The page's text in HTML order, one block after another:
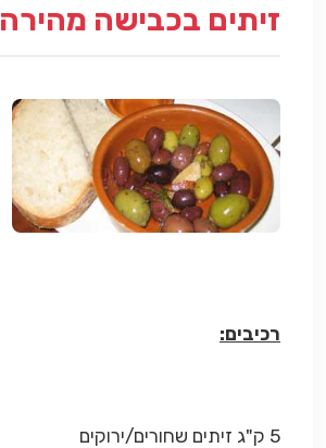
זיתים בכבישה מהירה
רכיבים:
5 ק"ג זיתים שחורים/ירוקים